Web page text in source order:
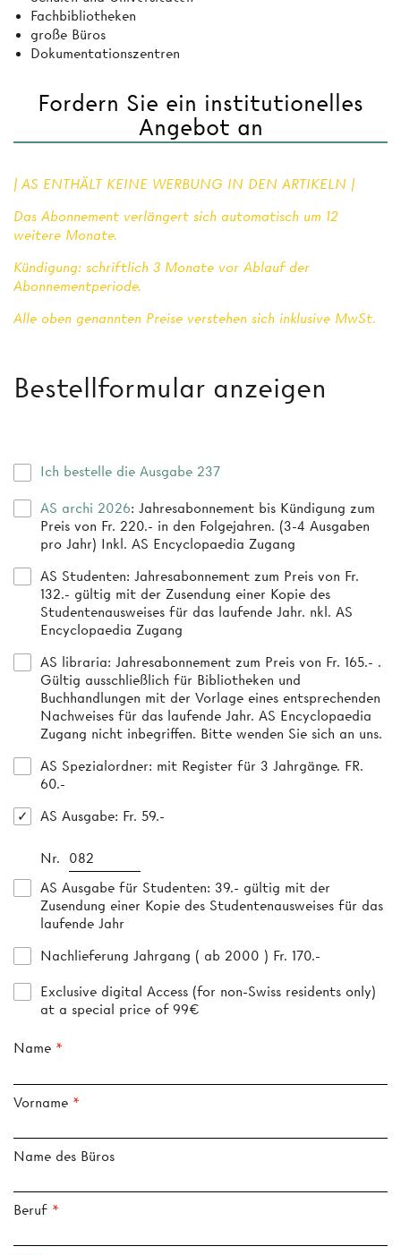
Fachbibliotheken
große Büros
Dokumentationszentren
Fordern Sie ein institutionelles
Angebot an
| AS ENTHÄLT KEINE WERBUNG IN DEN ARTIKELN |
Das Abonnement verlängert sich automatisch um 12
weitere Monate.
Kündigung: schriftlich 3 Monate vor Ablauf der
Abonnementperiode.
Alle oben genannten Preise verstehen sich inklusive MwSt.
Bestellformular anzeigen
Ich bestelle die Ausgabe 237
AS archi 2026: Jahresabonnement bis Kündigung zum
Preis von Fr. 220.- in den Folgejahren. (3-4 Ausgaben
pro Jahr) Inkl. AS Encyclopaedia Zugang
AS Studenten: Jahresabonnement zum Preis von Fr.
132.- gültig mit der Zusendung einer Kopie des
Studentenausweises für das laufende Jahr. nkl. AS
Encyclopaedia Zugang
AS libraria: Jahresabonnement zum Preis von Fr. 165.- .
Gültig ausschließlich für Bibliotheken und
Buchhandlungen mit der Vorlage eines entsprechenden
Nachweises für das laufende Jahr. AS Encyclopaedia
Zugang nicht inbegriffen. Bitte wenden Sie sich an uns.
AS Spezialordner: mit Register für 3 Jahrgänge. FR.
60.-
AS Ausgabe: Fr. 59.-
Nr.
AS Ausgabe für Studenten: 39.- gültig mit der
Zusendung einer Kopie des Studentenausweises für das
laufende Jahr
Nachlieferung Jahrgang ( ab 2000 ) Fr. 170.-
Exclusive digital Access (for non-Swiss residents only)
at a special price of 99€
Name
Vorname
Name des Büros
Beruf